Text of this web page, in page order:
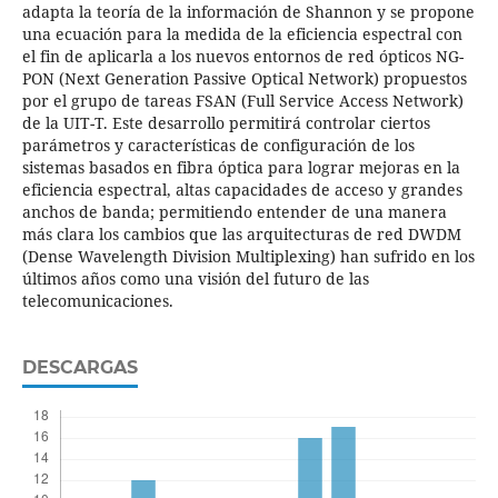
adapta la teoría de la información de Shannon y se propone
una ecuación para la medida de la eficiencia espectral con
el fin de aplicarla a los nuevos entornos de red ópticos NG-
PON (Next Generation Passive Optical Network) propuestos
por el grupo de tareas FSAN (Full Service Access Network)
de la UIT-T. Este desarrollo permitirá controlar ciertos
parámetros y características de configuración de los
sistemas basados en fibra óptica para lograr mejoras en la
eficiencia espectral, altas capacidades de acceso y grandes
anchos de banda; permitiendo entender de una manera
más clara los cambios que las arquitecturas de red DWDM
(Dense Wavelength Division Multiplexing) han sufrido en los
últimos años como una visión del futuro de las
telecomunicaciones.
DESCARGAS